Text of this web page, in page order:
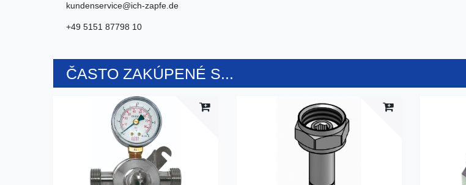
kundenservice@ich-zapfe.de
+49 5151 87798 10
ČASTO ZAKÚPENÉ S...